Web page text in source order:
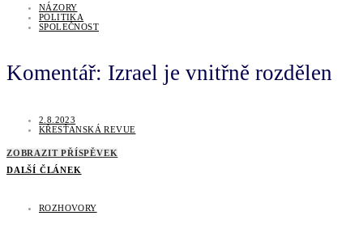
NÁZORY
POLITIKA
SPOLEČNOST
Komentář: Izrael je vnitřně rozdělen
2.8.2023
KŘESŤANSKÁ REVUE
ZOBRAZIT PŘÍSPĚVEK
DALŠÍ ČLÁNEK
ROZHOVORY